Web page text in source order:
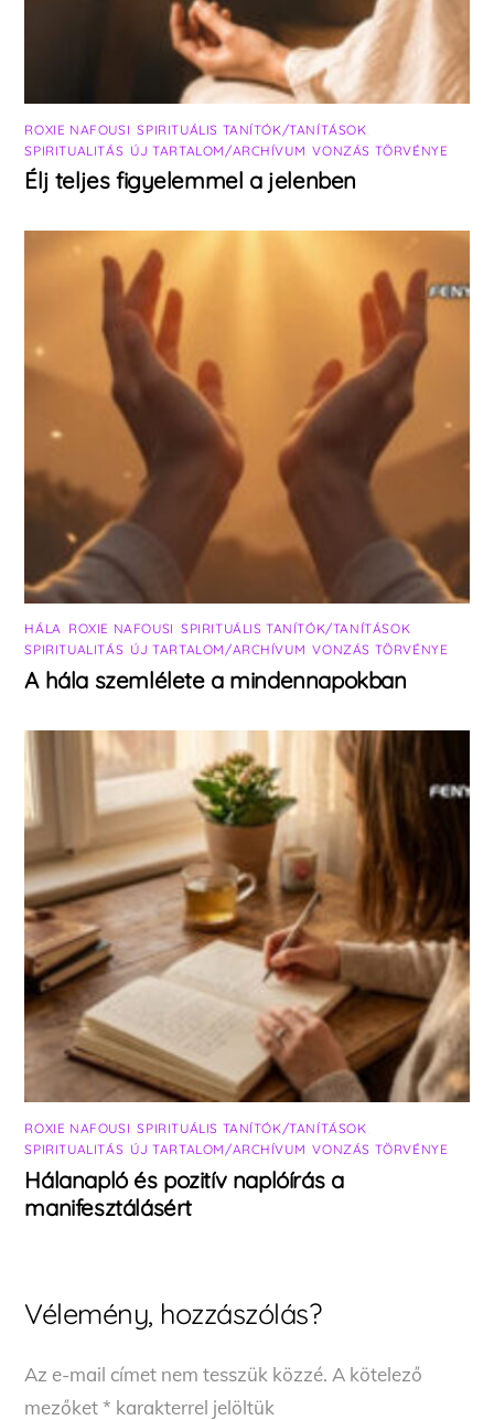
ROXIE NAFOUSI ,SPIRITUÁLIS TANÍTÓK/TANÍTÁSOK
SPIRITUALITÁS ÚJ TARTALOM/ARCHÍVUM ,VONZÁS TÖRVÉNYE
Élj teljes figyelemmel a jelenben
HÁLA ROXIE NAFOUSI SPIRITUÁLIS TANÍTÓK/TANÍTÁSOK
SPIRITUALITÁS ÚJ TARTALOM/ARCHÍVUM ,VONZÁS TÖRVÉNYE
A hála szemlélete a mindennapokban
ROXIE NAFOUSI ,SPIRITUÁLIS TANÍTÓK/TANÍTÁSOK
SPIRITUALITÁS ÚJ TARTALOM/ARCHÍVUM ,VONZÁS TÖRVÉNYE
Hálanapló és pozitív naplóírás a
manifesztálásért
Vélemény, hozzászólás?
Az e-mail címet nem tesszük közzé. A kötelező
mezőket* karakterrel jelöltük